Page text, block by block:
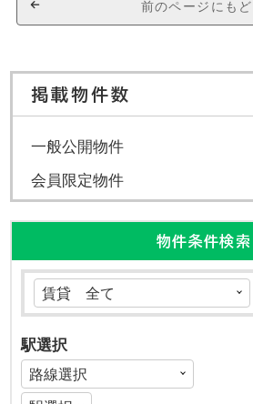
前のページにも
掲載物件数
一般公開物件
会員限定物件
物件条件検索
駅選択